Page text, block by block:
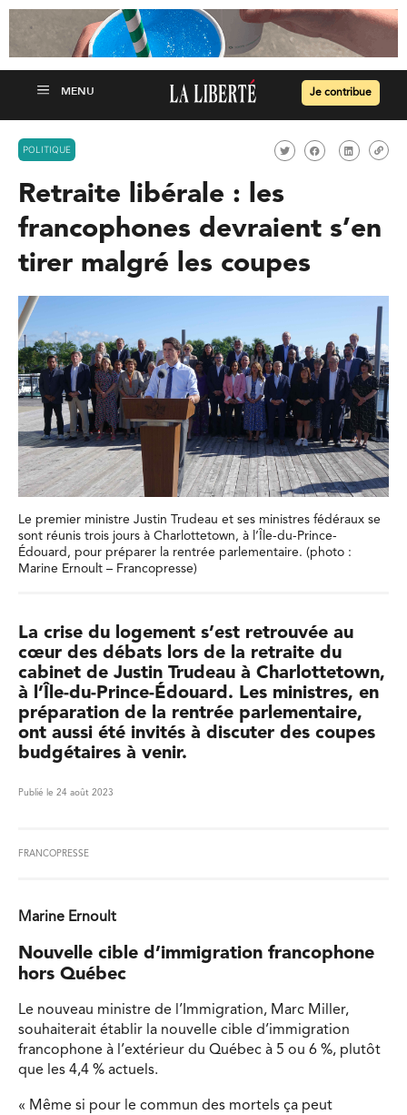
Je contribue
POLITIQUE
Retraite libérale : les
francophones devraient s’en
tirer malgré les coupes
Le premier ministre Justin Trudeau et ses ministres fédéraux se
sont réunis trois jours à Charlottetown, à l’Île-du-Prince-
Édouard, pour préparer la rentrée parlementaire. (photo :
Marine Ernoult – Francopresse)
La crise du logement s’est retrouvée au
cœur des débats lors de la retraite du
cabinet de Justin Trudeau à Charlottetown,
à l’Île-du-Prince-Édouard. Les ministres, en
préparation de la rentrée parlementaire,
ont aussi été invités à discuter des coupes
budgétaires à venir.
Publié le 24 août 2023
FRANCOPRESSE
Marine Ernoult
Nouvelle cible d ’immigration francophone
hors Québec
Le nouveau ministre de l’Immigration, Marc Miller,
souhaiterait établir la nouvelle cible d’immigration
francophone à l’extérieur du Québec à 5 ou 6 %, plutôt
que les 4,4 % actuels.
« Même si pour le commun des mortels ça peut